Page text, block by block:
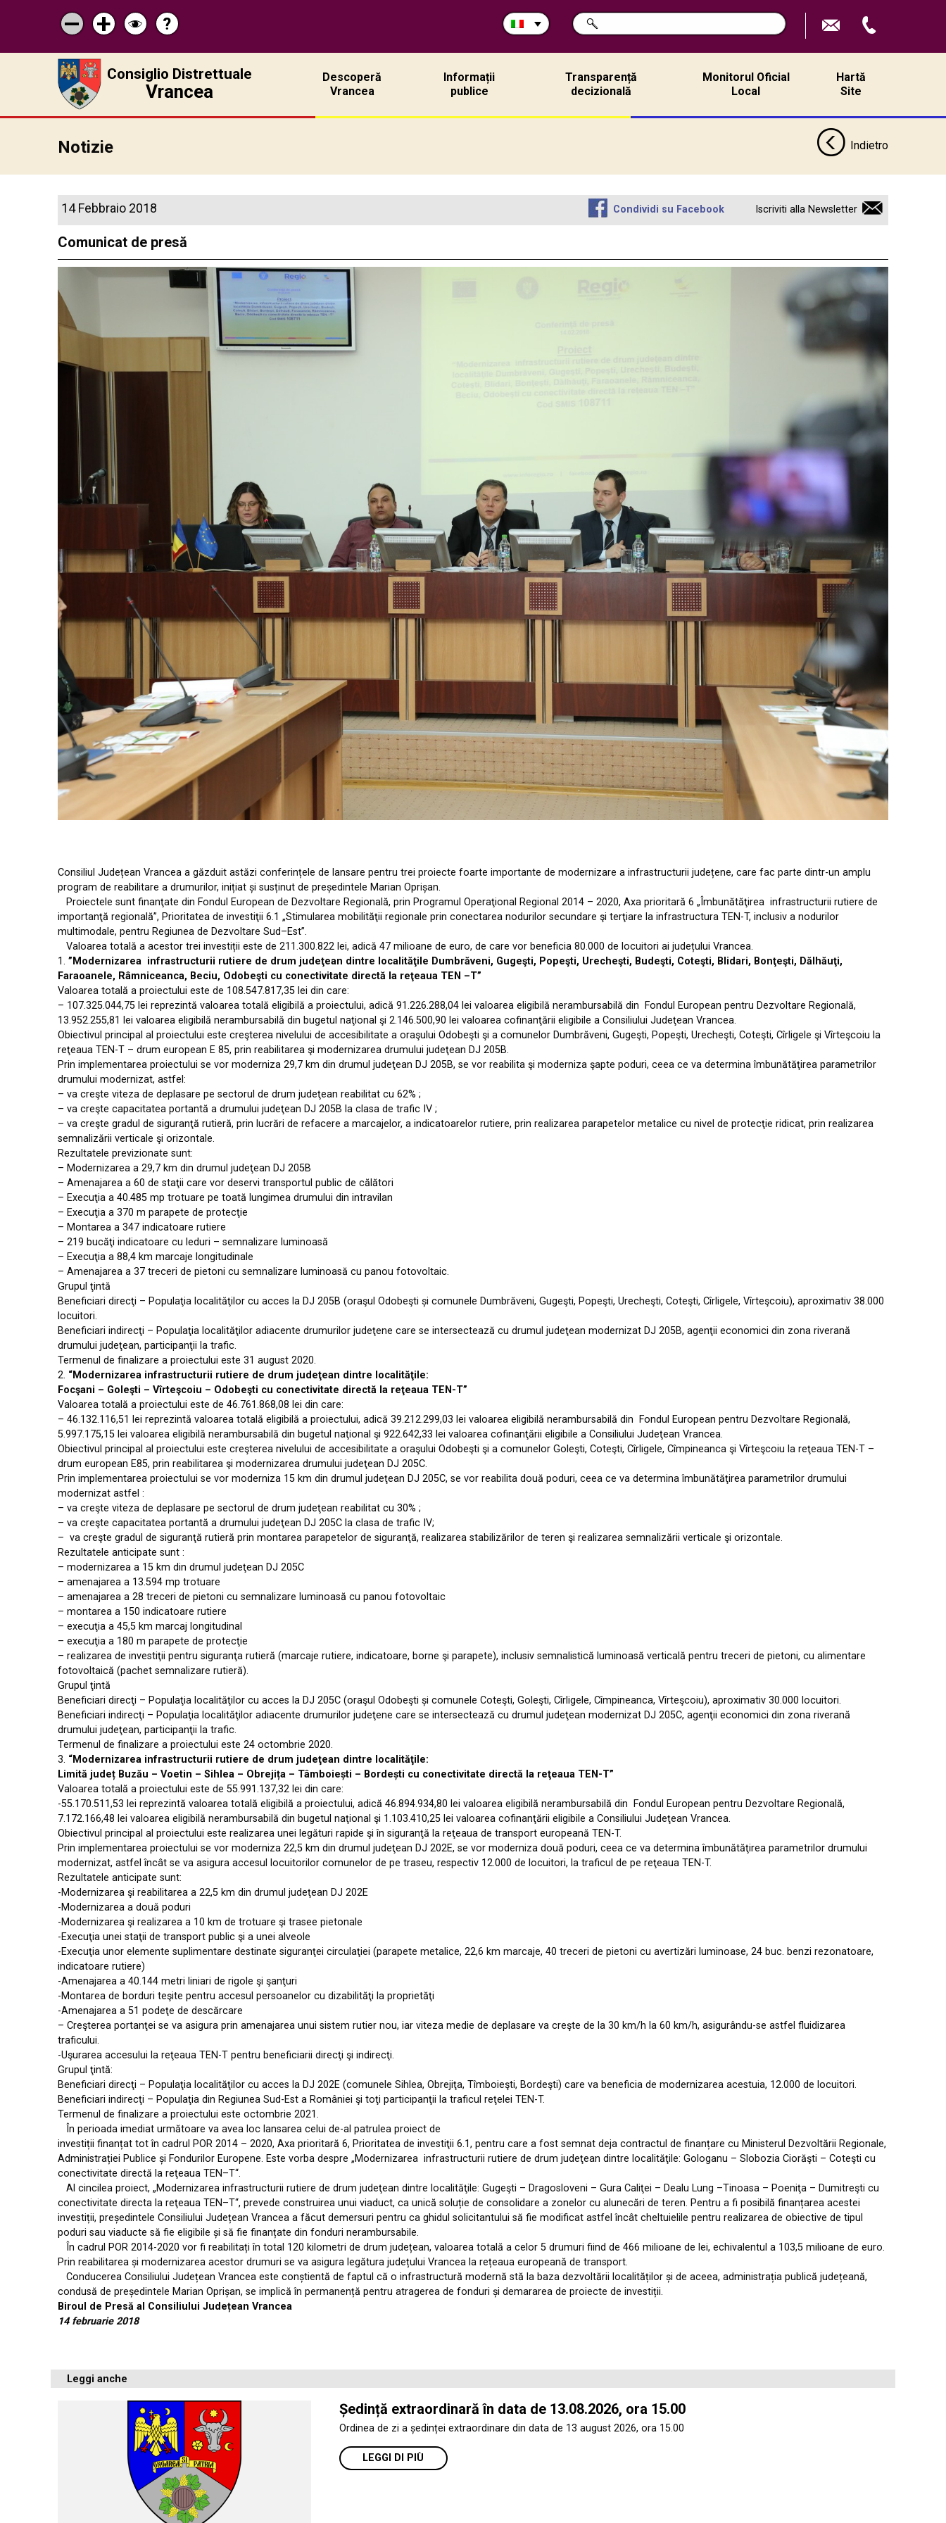
Micșorează
scrisul
Mărește
scrisul
Schimbă
contrastul
Pagina
de
ajutor
?
Cerca
nel
RICERCA
Consiglio Distrettuale
Vrancea
Descoperă
Vrancea
Informații
publice
Transparență
decizională
Monitorul Oficial
Local
Hartă
Site
Notizie Indietro
14 Febbraio 2018 Condividi su Facebook Iscriviti alla Newsletter
Comunicat de presă
Consiliul Județean Vrancea a găzduit astăzi conferințele de lansare pentru trei proiecte foarte importante de modernizare a infrastructurii județene, care fac parte dintr-un amplu
program de reabilitare a drumurilor, inițiat și susținut de președintele Marian Oprișan.
Proiectele sunt finanţate din Fondul European de Dezvoltare Regională, prin Programul Operaţional Regional 2014 – 2020, Axa prioritară 6 „Îmbunătăţirea infrastructurii rutiere de
importanţă regională”, Prioritatea de investiţii 6.1 „Stimularea mobilităţii regionale prin conectarea nodurilor secundare şi terţiare la infrastructura TEN-T, inclusiv a nodurilor
multimodale, pentru Regiunea de Dezvoltare Sud–Est”.
Valoarea totală a acestor trei investiții este de 211.300.822 lei, adică 47 milioane de euro, de care vor beneficia 80.000 de locuitori ai județului Vrancea.
1. ”Modernizarea infrastructurii rutiere de drum judeţean dintre localităţile Dumbrăveni, Gugeşti, Popeşti, Urecheşti, Budeşti, Coteşti, Blidari, Bonţeşti, Dălhăuţi,
Faraoanele, Râmniceanca, Beciu, Odobeşti cu conectivitate directă la reţeaua TEN –T”
Valoarea totală a proiectului este de 108.547.817,35 lei din care:
– 107.325.044,75 lei reprezintă valoarea totală eligibilă a proiectului, adică 91.226.288,04 lei valoarea eligibilă nerambursabilă din Fondul European pentru Dezvoltare Regională,
13.952.255,81 lei valoarea eligibilă nerambursabilă din bugetul naţional şi 2.146.500,90 lei valoarea cofinanţării eligibile a Consiliului Judeţean Vrancea.
Obiectivul principal al proiectului este creşterea nivelului de accesibilitate a oraşului Odobeşti şi a comunelor Dumbrăveni, Gugeşti, Popeşti, Urecheşti, Coteşti, Cîrligele şi Vîrteşcoiu la
reţeaua TEN-T – drum european E 85, prin reabilitarea şi modernizarea drumului judeţean DJ 205B.
Prin implementarea proiectului se vor moderniza 29,7 km din drumul judeţean DJ 205B, se vor reabilita şi moderniza şapte poduri, ceea ce va determina îmbunătăţirea parametrilor
drumului modernizat, astfel:
– va creşte viteza de deplasare pe sectorul de drum judeţean reabilitat cu 62% ;
– va creşte capacitatea portantă a drumului judeţean DJ 205B la clasa de trafic IV ;
– va creşte gradul de siguranţă rutieră, prin lucrări de refacere a marcajelor, a indicatoarelor rutiere, prin realizarea parapetelor metalice cu nivel de protecţie ridicat, prin realizarea
semnalizării verticale şi orizontale.
Rezultatele previzionate sunt:
– Modernizarea a 29,7 km din drumul judeţean DJ 205B
– Amenajarea a 60 de staţii care vor deservi transportul public de călători
– Execuţia a 40.485 mp trotuare pe toată lungimea drumului din intravilan
– Execuţia a 370 m parapete de protecţie
– Montarea a 347 indicatoare rutiere
– 219 bucăţi indicatoare cu leduri – semnalizare luminoasă
– Execuţia a 88,4 km marcaje longitudinale
– Amenajarea a 37 treceri de pietoni cu semnalizare luminoasă cu panou fotovoltaic.
Grupul ţintă
Beneficiari direcţi – Populaţia localităţilor cu acces la DJ 205B (oraşul Odobeşti și comunele Dumbrăveni, Gugeşti, Popeşti, Urecheşti, Coteşti, Cîrligele, Vîrteşcoiu), aproximativ 38.000
locuitori.
Beneficiari indirecţi – Populaţia localităţilor adiacente drumurilor judeţene care se intersectează cu drumul judeţean modernizat DJ 205B, agenţii economici din zona riverană
drumului judeţean, participanţii la trafic.
Termenul de finalizare a proiectului este 31 august 2020.
2. “Modernizarea infrastructurii rutiere de drum judeţean dintre localităţile:
Focşani – Goleşti – Vîrteşcoiu – Odobeşti cu conectivitate directă la reţeaua TEN-T”
Valoarea totală a proiectului este de 46.761.868,08 lei din care:
– 46.132.116,51 lei reprezintă valoarea totală eligibilă a proiectului, adică 39.212.299,03 lei valoarea eligibilă nerambursabilă din Fondul European pentru Dezvoltare Regională,
5.997.175,15 lei valoarea eligibilă nerambursabilă din bugetul naţional şi 922.642,33 lei valoarea cofinanţării eligibile a Consiliului Judeţean Vrancea.
Obiectivul principal al proiectului este creşterea nivelului de accesibilitate a oraşului Odobeşti şi a comunelor Goleşti, Coteşti, Cîrligele, Cîmpineanca şi Vîrteşcoiu la reţeaua TEN-T –
drum european E85, prin reabilitarea şi modernizarea drumului judeţean DJ 205C.
Prin implementarea proiectului se vor moderniza 15 km din drumul judeţean DJ 205C, se vor reabilita două poduri, ceea ce va determina îmbunătăţirea parametrilor drumului
modernizat astfel :
– va creşte viteza de deplasare pe sectorul de drum judeţean reabilitat cu 30% ;
– va creşte capacitatea portantă a drumului judeţean DJ 205C la clasa de trafic IV;
– va creşte gradul de siguranţă rutieră prin montarea parapetelor de siguranţă, realizarea stabilizărilor de teren şi realizarea semnalizării verticale şi orizontale.
Rezultatele anticipate sunt :
– modernizarea a 15 km din drumul judeţean DJ 205C
– amenajarea a 13.594 mp trotuare
– amenajarea a 28 treceri de pietoni cu semnalizare luminoasă cu panou fotovoltaic
– montarea a 150 indicatoare rutiere
– execuţia a 45,5 km marcaj longitudinal
– execuţia a 180 m parapete de protecţie
– realizarea de investiţii pentru siguranţa rutieră (marcaje rutiere, indicatoare, borne şi parapete), inclusiv semnalistică luminoasă verticală pentru treceri de pietoni, cu alimentare
fotovoltaică (pachet semnalizare rutieră).
Grupul ţintă
Beneficiari direcţi – Populaţia localităţilor cu acces la DJ 205C (oraşul Odobeşti și comunele Coteşti, Goleşti, Cîrligele, Cîmpineanca, Vîrteşcoiu), aproximativ 30.000 locuitori.
Beneficiari indirecţi – Populaţia localităţilor adiacente drumurilor judeţene care se intersectează cu drumul judeţean modernizat DJ 205C, agenţii economici din zona riverană
drumului judeţean, participanţii la trafic.
Termenul de finalizare a proiectului este 24 octombrie 2020.
3. “Modernizarea infrastructurii rutiere de drum judeţean dintre localităţile:
Limită județ Buzău – Voetin – Sihlea – Obrejița – Tâmboiești – Bordești cu conectivitate directă la reţeaua TEN-T”
Valoarea totală a proiectului este de 55.991.137,32 lei din care:
-55.170.511,53 lei reprezintă valoarea totală eligibilă a proiectului, adică 46.894.934,80 lei valoarea eligibilă nerambursabilă din Fondul European pentru Dezvoltare Regională,
7.172.166,48 lei valoarea eligibilă nerambursabilă din bugetul naţional şi 1.103.410,25 lei valoarea cofinanţării eligibile a Consiliului Judeţean Vrancea.
Obiectivul principal al proiectului este realizarea unei legături rapide şi în siguranţă la reţeaua de transport europeană TEN-T.
Prin implementarea proiectului se vor moderniza 22,5 km din drumul judeţean DJ 202E, se vor moderniza două poduri, ceea ce va determina îmbunătăţirea parametrilor drumului
modernizat, astfel încât se va asigura accesul locuitorilor comunelor de pe traseu, respectiv 12.000 de locuitori, la traficul de pe reţeaua TEN-T.
Rezultatele anticipate sunt:
-Modernizarea şi reabilitarea a 22,5 km din drumul judeţean DJ 202E
-Modernizarea a două poduri
-Modernizarea şi realizarea a 10 km de trotuare şi trasee pietonale
-Execuţia unei staţii de transport public şi a unei alveole
-Execuţia unor elemente suplimentare destinate siguranţei circulaţiei (parapete metalice, 22,6 km marcaje, 40 treceri de pietoni cu avertizări luminoase, 24 buc. benzi rezonatoare,
indicatoare rutiere)
-Amenajarea a 40.144 metri liniari de rigole şi şanţuri
-Montarea de borduri teşite pentru accesul persoanelor cu dizabilităţi la proprietăţi
-Amenajarea a 51 podeţe de descărcare
– Creşterea portanţei se va asigura prin amenajarea unui sistem rutier nou, iar viteza medie de deplasare va creşte de la 30 km/h la 60 km/h, asigurându-se astfel fluidizarea
traficului.
-Uşurarea accesului la reţeaua TEN-T pentru beneficiarii direcţi şi indirecţi.
Grupul ţintă:
Beneficiari direcţi – Populaţia localităţilor cu acces la DJ 202E (comunele Sihlea, Obrejiţa, Tîmboieşti, Bordeşti) care va beneficia de modernizarea acestuia, 12.000 de locuitori.
Beneficiari indirecţi – Populaţia din Regiunea Sud-Est a României şi toţi participanţii la traficul reţelei TEN-T.
Termenul de finalizare a proiectului este octombrie 2021.
În perioada imediat următoare va avea loc lansarea celui de-al patrulea proiect de
investiții finanțat tot în cadrul POR 2014 – 2020, Axa prioritară 6, Prioritatea de investiţii 6.1, pentru care a fost semnat deja contractul de finanțare cu Ministerul Dezvoltării Regionale,
Administrației Publice și Fondurilor Europene. Este vorba despre „Modernizarea infrastructurii rutiere de drum judeţean dintre localităţile: Gologanu – Slobozia Ciorăşti – Coteşti cu
conectivitate directă la reţeaua TEN–T“.
Al cincilea proiect, „Modernizarea infrastructurii rutiere de drum judeţean dintre localităţile: Gugeşti – Dragosloveni – Gura Caliţei – Dealu Lung –Tinoasa – Poeniţa – Dumitreşti cu
conectivitate directa la reţeaua TEN–T“, prevede construirea unui viaduct, ca unică soluție de consolidare a zonelor cu alunecări de teren. Pentru a fi posibilă finanțarea acestei
investiții, președintele Consiliului Județean Vrancea a făcut demersuri pentru ca ghidul solicitantului să fie modificat astfel încât cheltuielile pentru realizarea de obiective de tipul
poduri sau viaducte să fie eligibile și să fie finanțate din fonduri nerambursabile.
În cadrul POR 2014-2020 vor fi reabilitați în total 120 kilometri de drum județean, valoarea totală a celor 5 drumuri fiind de 466 milioane de lei, echivalentul a 103,5 milioane de euro.
Prin reabilitarea și modernizarea acestor drumuri se va asigura legătura județului Vrancea la rețeaua europeană de transport.
Conducerea Consiliului Județean Vrancea este conștientă de faptul că o infrastructură modernă stă la baza dezvoltării localităților și de aceea, administrația publică județeană,
condusă de președintele Marian Oprișan, se implică în permanență pentru atragerea de fonduri și demararea de proiecte de investiții.
Biroul de Presă al Consiliului Județean Vrancea
14 februarie 2018
Leggi anche
Ședință extraordinară în data de 13.08.2026, ora 15.00
Ordinea de zi a ședinței extraordinare din data de 13 august 2026, ora 15.00
LEGGI DI PIÙ